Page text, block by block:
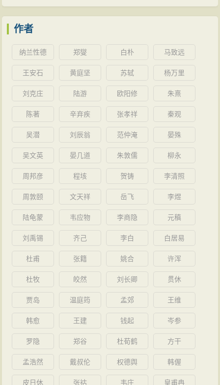
作者
纳兰性德 郑燮 白朴 马致远
王安石 黄庭坚 苏轼 杨万里
刘克庄 陆游 欧阳修 朱熹
陈著 辛弃疾 张孝祥 秦观
吴潜 刘辰翁 范仲淹 晏殊
吴文英 晏几道 朱敦儒 柳永
周邦彦 程垓 贺铸 李清照
周敦颐 文天祥 岳飞 李煜
陆龟蒙 韦应物 李商隐 元稹
刘禹锡 齐己 李白 白居易
杜甫 张籍 姚合 许浑
杜牧 皎然 刘长卿 贯休
贾岛 温庭筠 孟郊 王维
韩愈 王建 钱起 岑参
罗隐 郑谷 杜荀鹤 方干
孟浩然 戴叔伦 权德舆 韩偓
皮日休 张祜 韦庄 皇甫冉